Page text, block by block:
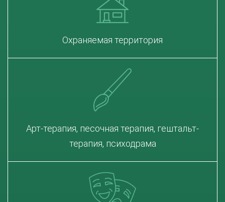
Охраняемая территория
Арт-терапия, песочная терапия, гештальт-
терапия, психодрама